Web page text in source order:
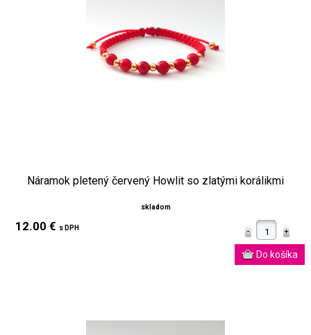
Náramok pletený červený Howlit so zlatými korálikmi
skladom
12.00 € s DPH